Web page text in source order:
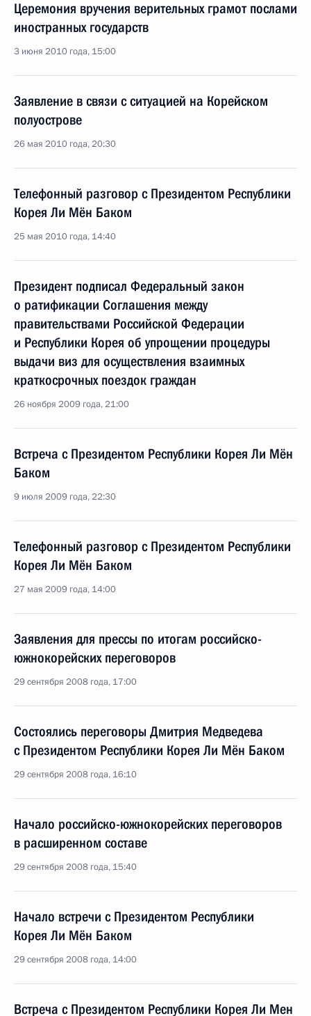
Церемония вручения верительных грамот послами
иностранных государств
3 июня 2010 года, 15:00
Заявление в связи с ситуацией на Корейском
полуострове
26 мая 2010 года, 20:30
Телефонный разговор с Президентом Республики
Корея Ли Мён Баком
25 мая 2010 года, 14:40
Президент подписал Федеральный закон
о ратификации Соглашения между
правительствами Российской Федерации
и Республики Корея об упрощении процедуры
выдачи виз для осуществления взаимных
краткосрочных поездок граждан
26 ноября 2009 года, 21:00
Встреча с Президентом Республики Корея Ли Мён
Баком
9 июля 2009 года, 22:30
Телефонный разговор с Президентом Республики
Корея Ли Мён Баком
27 мая 2009 года, 14:00
Заявления для прессы по итогам российско-
южнокорейских переговоров
29 сентября 2008 года, 17:00
Состоялись переговоры Дмитрия Медведева
с Президентом Республики Корея Ли Мён Баком
29 сентября 2008 года, 16:10
Начало российско-южнокорейских переговоров
в расширенном составе
29 сентября 2008 года, 15:40
Начало встречи с Президентом Республики
Корея Ли Мён Баком
29 сентября 2008 года, 14:00
Встреча с Президентом Республики Корея Ли Мен